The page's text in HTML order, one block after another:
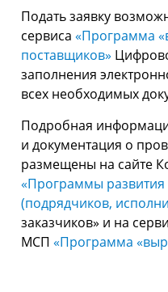
Подать заявку
сервиса«Программа
поставщиков»
заполнения
всех необходимых
Подробная
и документация о
размещены на сайте
«Программы
(подрядчиков,
заказчиков» и на
МСП«Программа